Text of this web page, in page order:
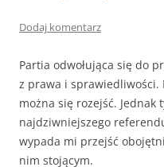
Dodaj komentarz
Partia odwołująca się do
z prawa i sprawiedliwości.
można się rozejść. Jednak
najdziwniejszego
wypada mi przejść
nim stojącym.